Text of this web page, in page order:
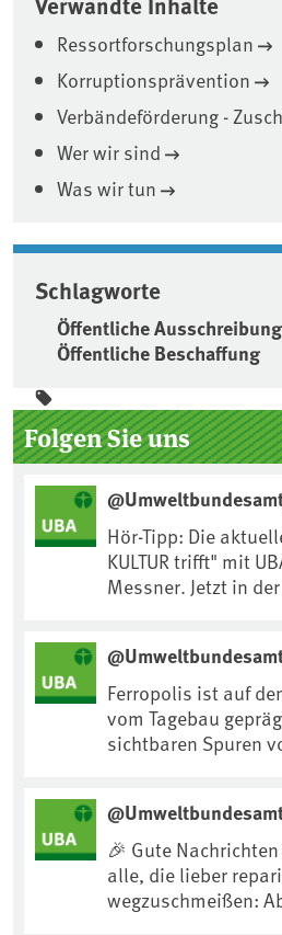
Ressortforschungsplan
Korruptionsprävention
Verbändeförderung -
Wer wir sind
Was wir tun
Schlagworte
Öffentliche Ausschreibung
Öffentliche Beschaffung
Seitenleiste
Folgen Sie uns
Hör-Tipp: Die
KULTUR trifft" mit
Messner. Jetzt in
fft/dirk-messner-
Ferropolis ist auf
vom Tagebau
sichtbaren Spuren
nur ihre
Hier lässt sich
Kippenflächen
entwickeln, Pflanzen
Lebensräume
🎉 Gute
alle, die lieber
wegzuschmeißen: